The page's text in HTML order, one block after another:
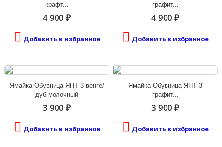
крафт...
4 900 ₽
Добавить в избранное
графит...
4 900 ₽
Добавить в избранное
Ямайка Обувница ЯПТ-3 венге/
дуб молочный
3 900 ₽
Добавить в избранное
Ямайка Обувница ЯПТ-3
графит...
3 900 ₽
Добавить в избранное